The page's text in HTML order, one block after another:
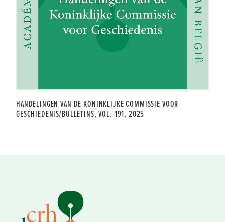
HANDELINGEN VAN DE KONINKLIJKE COMMISSIE VOOR
GESCHIEDENIS/BULLETINS, VOL. 191, 2025